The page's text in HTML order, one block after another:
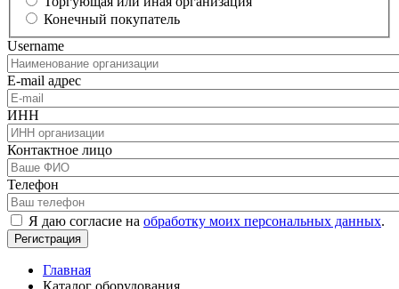
Конечный покупатель
Username
E-mail адрес
ИНН
Контактное лицо
Телефон
Я даю согласие на обработку моих персональных данных.
Главная
Каталог оборудования